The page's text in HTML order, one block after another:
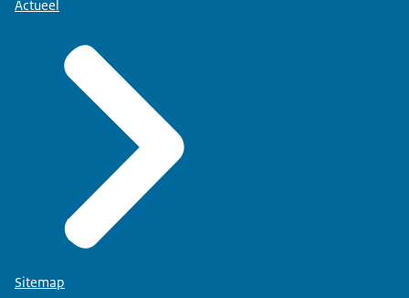
Actueel
Sitemap